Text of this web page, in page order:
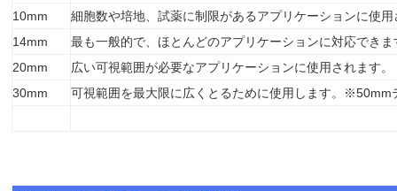
10mm
細胞数や培地、試薬に制限があるアプリケーションに使
14mm
最も一般的で、ほとんどのアプリケーションに対応できま
20mm
広い可視範囲が必要なアプリケーションに使用されます。
30mm
可視範囲を最大限に広くとるために使用します。※50mm